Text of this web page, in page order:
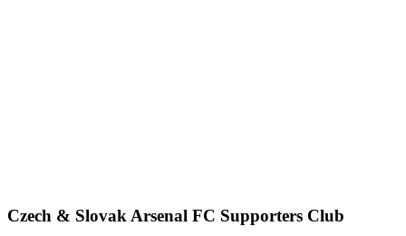
Czech & Slovak Arsenal FC Supporters Club